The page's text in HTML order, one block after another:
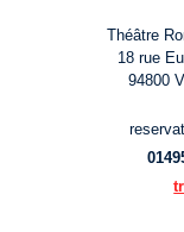
Théâtre
18 rue
94800